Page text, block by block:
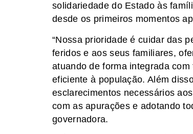
solidariedade do Estado às
desde os primeiros momentos
“Nossa prioridade é cuidar das
feridos e aos seus familiares,
atuando de forma integrada
eficiente à população. Além
esclarecimentos necessários
com as apurações e adotando
governadora.